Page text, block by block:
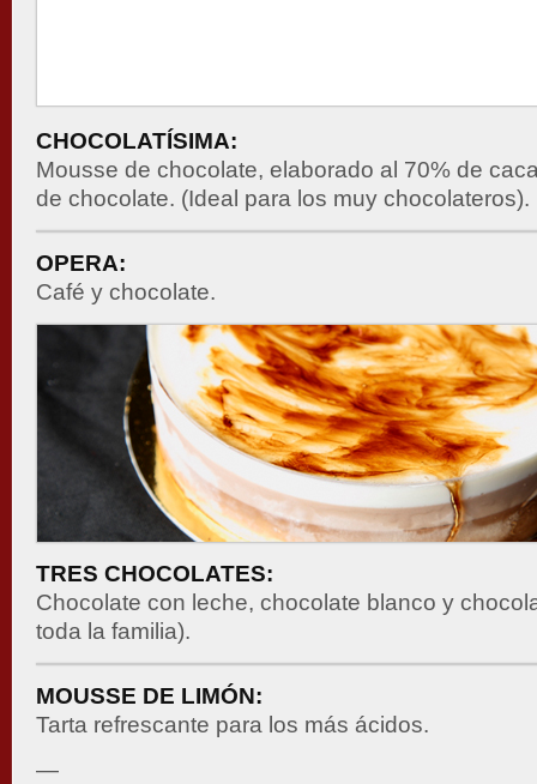
CHOCOLATÍSIMA:
Mousse de chocolate, elaborado al 70% de
de chocolate. (Ideal para los muy chocolateros).
OPERA:
Café y chocolate.
TRES CHOCOLATES:
Chocolate con leche, chocolate blanco y
toda la familia).
MOUSSE DE LIMÓN:
Tarta refrescante para los más ácidos.
—